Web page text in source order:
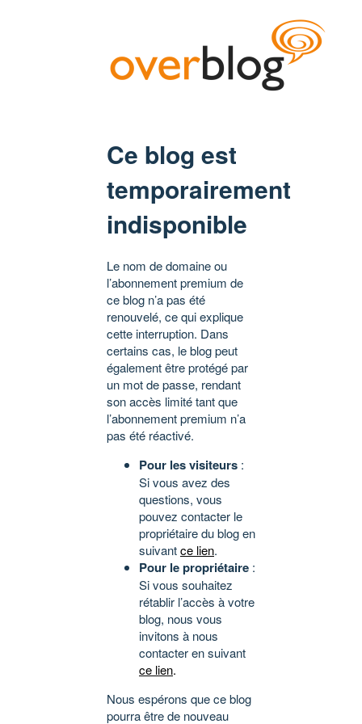
Ce blog est
temporairement
indisponible
Le nom de domaine ou
l’abonnement premium de
ce blog n’a pas été
renouvelé, ce qui explique
cette interruption. Dans
certains cas, le blog peut
également être protégé par
un mot de passe, rendant
son accès limité tant que
l’abonnement premium n’a
pas été réactivé.
Pour les visiteurs :
Si vous avez des
questions, vous
pouvez contacter le
propriétaire du blog en
suivantce lien.
Pour le propriétaire :
Si vous souhaitez
rétablir l’accès à votre
blog, nous vous
invitons à nous
contacter en suivant
ce lien.
Nous espérons que ce blog
pourra être de nouveau